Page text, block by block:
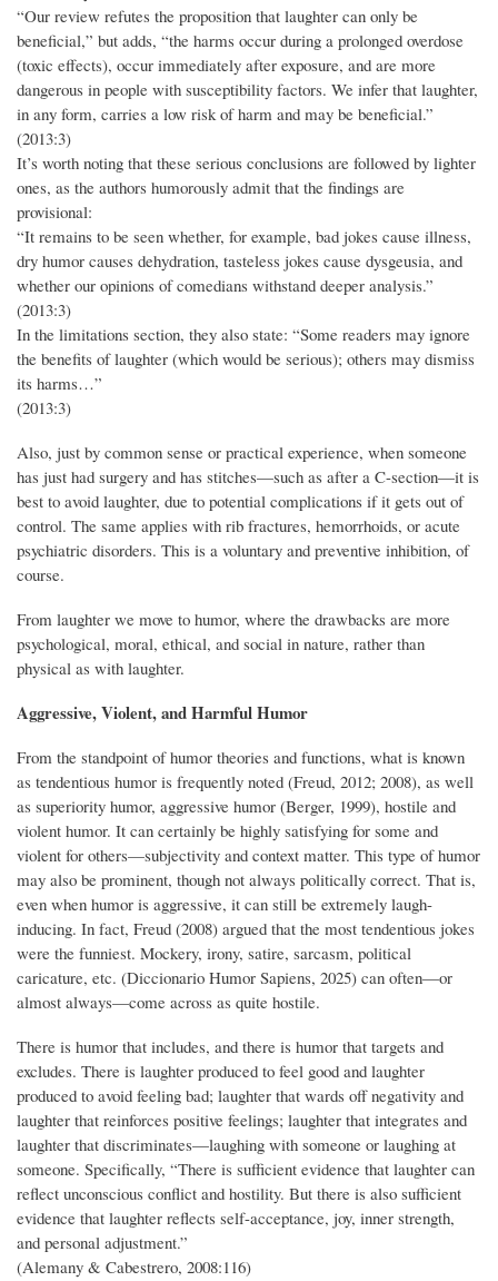
“Our review refutes the proposition that laughter can only be
beneficial,” but adds, “the harms occur during a prolonged overdose
(toxic effects), occur immediately after exposure, and are more
dangerous in people with susceptibility factors. We infer that laughter,
in any form, carries a low risk of harm and may be beneficial.”
(2013:3)
It’s worth noting that these serious conclusions are followed by lighter
ones, as the authors humorously admit that the findings are
provisional:
“It remains to be seen whether, for example, bad jokes cause illness,
dry humor causes dehydration, tasteless jokes cause dysgeusia, and
whether our opinions of comedians withstand deeper analysis.”
(2013:3)
In the limitations section, they also state: “Some readers may ignore
the benefits of laughter (which would be serious); others may dismiss
its harms…”
(2013:3)
Also, just by common sense or practical experience, when someone
has just had surgery and has stitches—such as after a C-section—it is
best to avoid laughter, due to potential complications if it gets out of
control. The same applies with rib fractures, hemorrhoids, or acute
psychiatric disorders. This is a voluntary and preventive inhibition, of
course.
From laughter we move to humor, where the drawbacks are more
psychological, moral, ethical, and social in nature, rather than
physical as with laughter.
Aggressive, Violent, and Harmful Humor
From the standpoint of humor theories and functions, what is known
as tendentious humor is frequently noted (Freud, 2012; 2008), as well
as superiority humor, aggressive humor (Berger, 1999), hostile and
violent humor. It can certainly be highly satisfying for some and
violent for others—subjectivity and context matter. This type of humor
may also be prominent, though not always politically correct. That is,
even when humor is aggressive, it can still be extremely laugh-
inducing. In fact, Freud (2008) argued that the most tendentious jokes
were the funniest. Mockery, irony, satire, sarcasm, political
caricature, etc. (Diccionario Humor Sapiens, 2025) can often—or
almost always—come across as quite hostile.
There is humor that includes, and there is humor that targets and
excludes. There is laughter produced to feel good and laughter
produced to avoid feeling bad; laughter that wards off negativity and
laughter that reinforces positive feelings; laughter that integrates and
laughter that discriminates—laughing with someone or laughing at
someone. Specifically, “There is sufficient evidence that laughter can
reflect unconscious conflict and hostility. But there is also sufficient
evidence that laughter reflects self-acceptance, joy, inner strength,
and personal adjustment.”
(Alemany & Cabestrero, 2008:116)